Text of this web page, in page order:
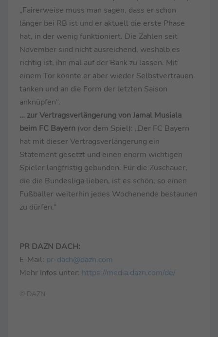
„Fairerweise muss man sagen, dass er schon
länger bei RB ist und er aktuell die erste Phase
hat, in der wenig funktioniert. Die Zahlen seit
November sind nicht ausreichend, weshalb es
richtig ist, ihn mal auf der Bank zu lassen. Mit
einem Tor könnte er aber wieder Selbstvertrauen
tanken und an die Form der letzten Saison
anknüpfen“.
… zur Vertragsverlängerung von Jamal Musiala
beim FC Bayern (vor dem Spiel): „Der FC Bayern
hat mit dieser Vertragsverlängerung ein
Statement gesetzt und einen enorm wichtigen
Spieler langfristig gebunden. Für die Zuschauer,
die die Bundesliga lieben, ist es schön, so einen
Fußballer weiterhin jedes Wochenende bestaunen
zu dürfen.“
PR DAZN DACH:
E-Mail: pr-dach@dazn.com
Mehr Infos unter: https://media.dazn.com/de/
© DAZN